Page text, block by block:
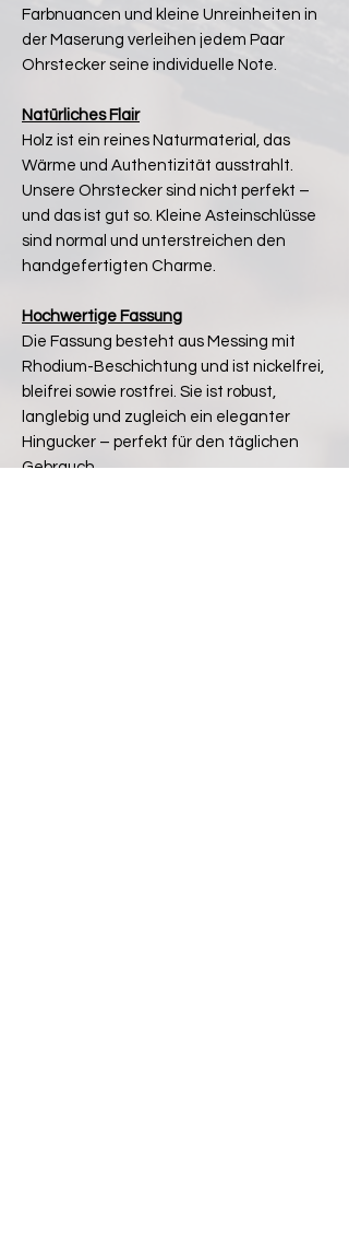
Farbnuancen und kleine Unreinheiten in
der Maserung verleihen jedem Paar
Ohrstecker seine individuelle Note.
Natürliches Flair
Holz ist ein reines Naturmaterial, das
Wärme und Authentizität ausstrahlt.
Unsere Ohrstecker sind nicht perfekt –
und das ist gut so. Kleine Asteinschlüsse
sind normal und unterstreichen den
handgefertigten Charme.
Hochwertige Fassung
Die Fassung besteht aus Messing mit
Rhodium-Beschichtung und ist nickelfrei,
bleifrei sowie rostfrei. Sie ist robust,
langlebig und zugleich ein eleganter
Hingucker – perfekt für den täglichen
Gebrauch.